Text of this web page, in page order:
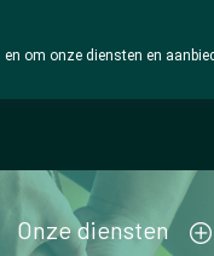
Onze diensten
om onze diensten en